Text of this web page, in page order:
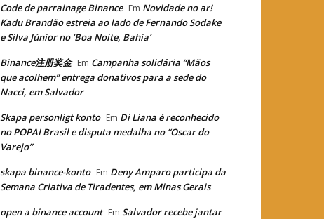
Code de parrainage Binance Em Novidade no ar!
Kadu Brandão estreia ao lado de Fernando Sodake
e Silva Júnior no ‘Boa Noite, Bahia’
Binance注册奖金 Em Campanha solidária “Mãos
que acolhem” entrega donativos para a sede do
Nacci, em Salvador
Skapa personligt konto Em Di Liana é reconhecido
no POPAI Brasil e disputa medalha no “Oscar do
Varejo”
skapa binance-konto Em Deny Amparo participa da
Semana Criativa de Tiradentes, em Minas Gerais
open a binance account Em Salvador recebe jantar